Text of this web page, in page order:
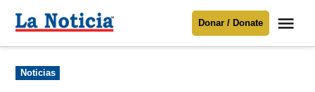
Para mantenerte informado necesitamos
contenido
Noticia
Donar / Donate
Publicado
en
Noticias